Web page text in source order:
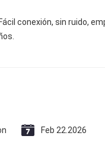
conexión, sin ruido,
Feb 22.2026